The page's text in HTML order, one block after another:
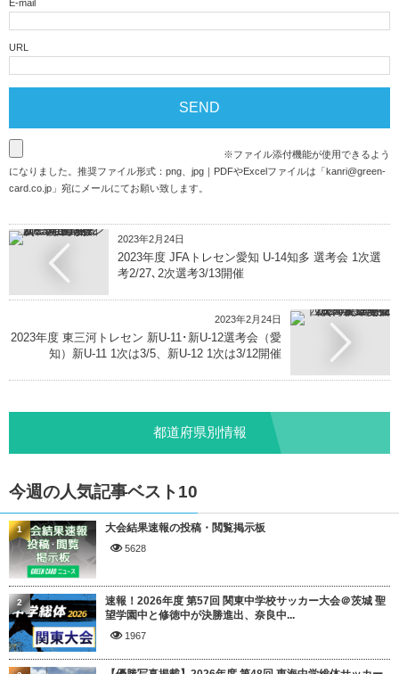
E-mail
URL
※ファイル添付機能が使用できるよう
になりました。推奨ファイル形式：png、jpg｜PDFやExcelファイルは「kanri@green-
card.co.jp 」宛にメールにてお願い致します。
2023年2月24日
2023年度 JFAトレセン愛知 U-14知多 選考会 1次選
考2/27､2次選考3/13開催
2023年2月24日
2023年度 東三河トレセン 新U-11･新U-12選考会（愛
知）新U-11 1次は3/5、新U-12 1次は3/12開催
都道府県別情報
今週の人気記事ベスト10
大会結果速報の投稿・閲覧掲示板
5628
1
速報！2026年度 第57回 関東中学校サッカー大会＠茨城 聖
望学園中と修徳中が決勝進出、奈良中...
1967
2